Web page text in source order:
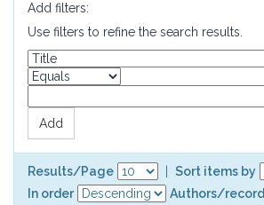
Add filters:
Use filters to refine the search results.
Results/Page
Sort items by
In order
Authors/record